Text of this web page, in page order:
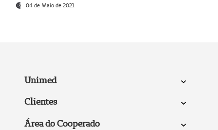
04 de Maio de 2021
Unimed
Clientes
Área do Cooperado